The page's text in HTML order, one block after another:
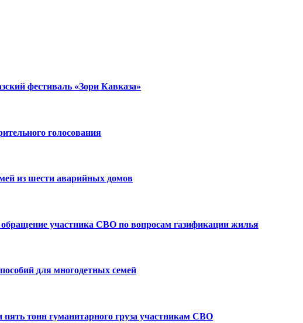
фестиваль «Зори Кавказа»
голосования
из шести аварийных домов
участника СВО по вопросам газификации жилья
для многодетных семей
тонн гуманитарного груза участникам СВО